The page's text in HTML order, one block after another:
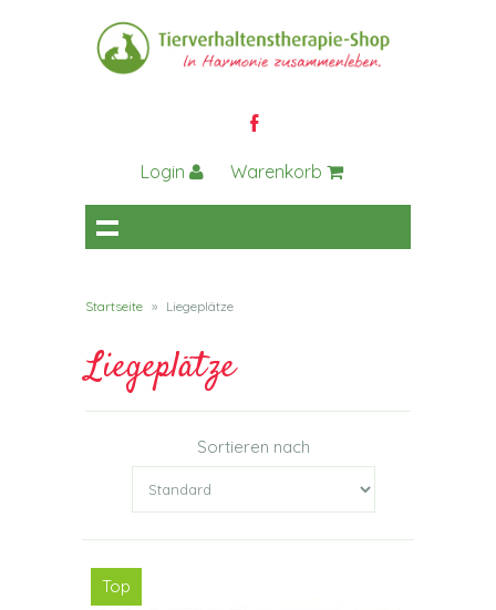
Login Warenkorb
Startseite » Liegeplätze
Liegeplätze
Sortieren nach
Top